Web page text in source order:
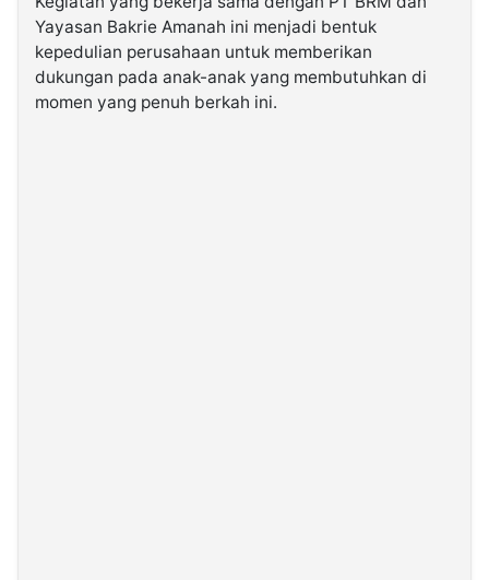
2026
Kabarbaru
Yayasan Bakrie Amanah ini menjadi bentuk
kepedulian perusahaan untuk memberikan
dukungan pada anak-anak yang membutuhkan di
momen yang penuh berkah ini.